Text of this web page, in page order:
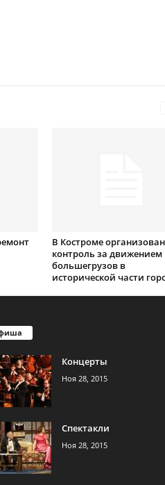
В Костроме организован
контроль за движением
большегрузов в
исторической части
Концерты
Ноя 28, 2015
Спектакли
Ноя 28, 2015